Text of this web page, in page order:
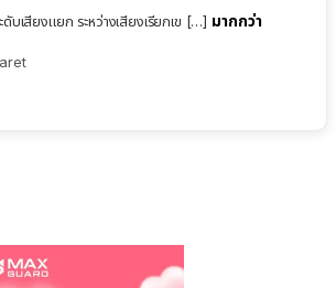
บเสียงแยก ระหว่างเสียงเรียกเข […] มากกว่า